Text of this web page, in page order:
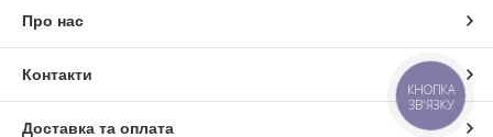
Про нас
Контакти
Доставка та оплата
КНОПКА
ЗВ'ЯЗКУ